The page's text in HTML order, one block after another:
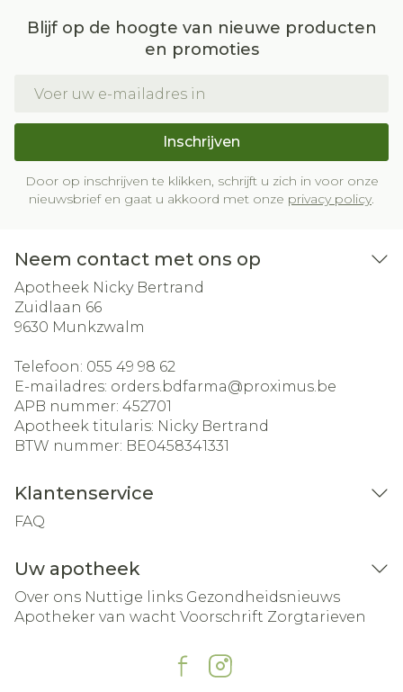
Blijf op de hoogte van nieuwe producten
en promoties
Inschrijven
Door op inschrijven te klikken, schrijft u zich in voor onze
nieuwsbrief en gaat u akkoord met onze privacy policy.
Neem contact met ons op
Apotheek Nicky Bertrand
Zuidlaan 66
9630 Munkzwalm
Telefoon: 055 49 98 62
E-mailadres: orders.bdfarma@proximus.be
APB nummer: 452701
Apotheek titularis: Nicky Bertrand
BTW nummer: BE0458341331
Klantenservice
FAQ
Uw apotheek
Over ons Nuttige links Gezondheidsnieuws
Apotheker van wacht Voorschrift Zorgtarieven